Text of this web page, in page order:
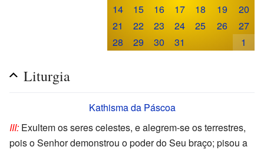
14
15 16 17 18 19
20
21
22 23 24 25 26
27
28
29 30 31 1
Liturgia
Kathisma da Páscoa
III: Exultem os seres celestes, e alegrem-se os terrestres,
pois o Senhor demonstrou o poder do Seu braço; pisou a